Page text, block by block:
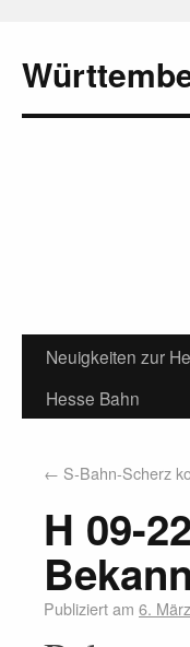
Neuigkeiten zur
Hesse Bahn
← S-Bahn-Scherz
H 09-
Publiziert am 6.